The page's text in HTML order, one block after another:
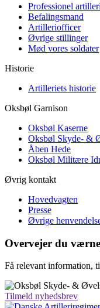
Professionel
Befalingsmand
Artilleriofficer
Øvrige stillinger
Mød vores soldater
Historie
Artilleriets historie
Oksbøl Garnison
Oksbøl Kaserne
Oksbøl Skyde- &
Åben Hede
Oksbøl Militære
Øvrig kontakt
Hovedvagten
Presse
Øvrige
Overvejer du
Få relevant information,
Tilmeld nyhedsbrev